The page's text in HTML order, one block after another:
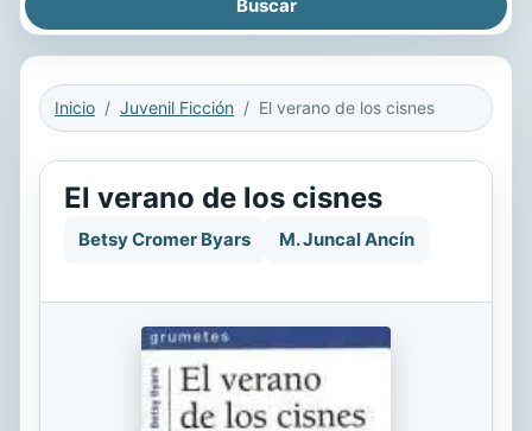
Inicio Juvenil Ficción El verano de los cisnes
El verano de los cisnes
Betsy Cromer Byars M. Juncal Ancín